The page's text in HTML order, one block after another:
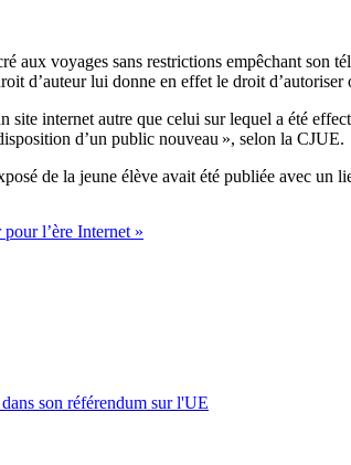
aux voyages sans restrictions empêchant son
d’auteur lui donne en effet le droit
site internet autre que celui sur lequel a été
d’un public nouveau », selon la CJUE.
de la jeune élève avait été publiée avec un
l’ère Internet »
son référendum sur l'UE